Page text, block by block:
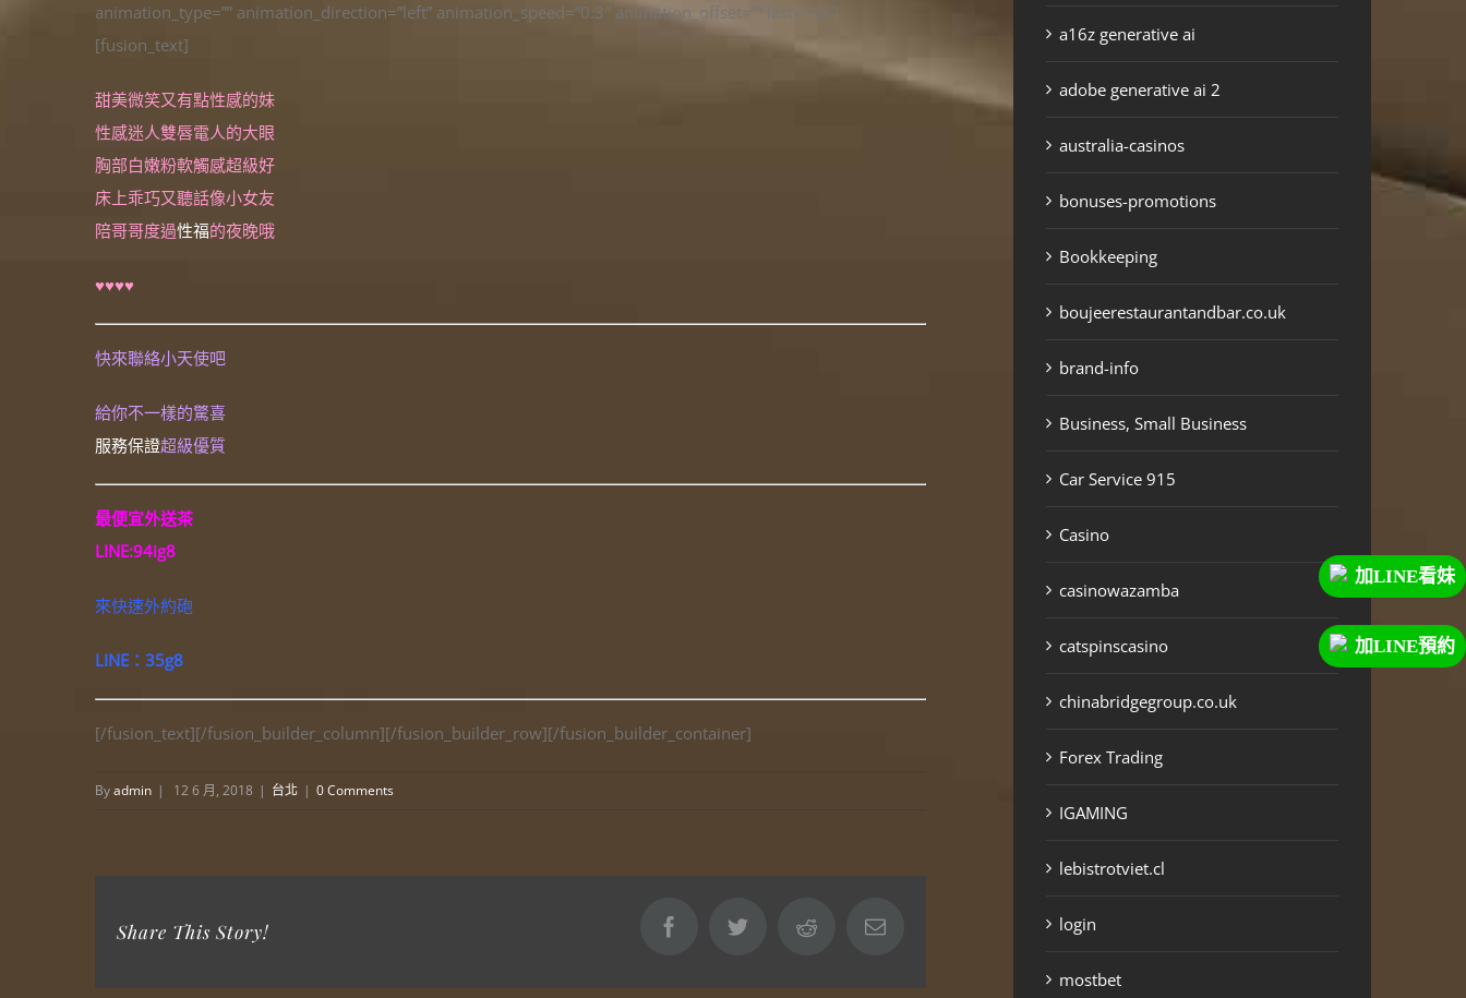
加LINE看妹
加LINE預約
animation_type=”” animation_direction=”left” animation_speed=”0.3″ animation_offset=”” last=”no”]
[fusion_text]
甜美微笑又有點性感的妹
性感迷人雙唇電人的大眼
胸部白嫩粉軟觸感超級好
床上乖巧又聽話像小女友
陪哥哥度過性福的夜晚哦
♥♥♥♥
快來聯絡小天使吧
給你不一樣的驚喜
服務保證超級優質
最便宜外送茶
LINE:94ig8
來快速外約砲
LINE：35g8
[/fusion_text][/fusion_builder_column][/fusion_builder_row][/fusion_builder_container]
Byadmin | 12 6 月, 2018 | 台北 | 0 Comments
Share This Story! FacebookTwitter Reddit Email
a16z generative ai
adobe generative ai 2
australia-casinos
bonuses-promotions
Bookkeeping
boujeerestaurantandbar.co.uk
brand-info
Business, Small Business
Car Service 915
Casino
casinowazamba
catspinscasino
chinabridgegroup.co.uk
Forex Trading
IGAMING
lebistrotviet.cl
login
mostbet